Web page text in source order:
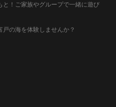
！ご家族やグループで一緒に遊び
の海を体験しませんか？